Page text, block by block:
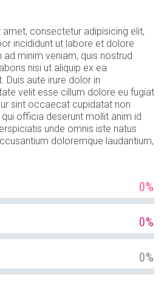
consectetur adipisicing elit,
incididunt ut labore et dolore
ad minim veniam, quis nostrud
nisi ut aliquip ex ea
aute irure dolor in
velit esse cillum dolore eu fugiat
sint occaecat cupidatat non
officia deserunt mollit anim id
unde omnis iste natus
doloremque laudantium,
0%
0%
0%